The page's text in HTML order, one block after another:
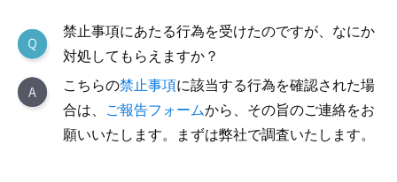
禁止事項にあたる行為を受けたのですが、なにか
対処してもらえますか？
こちらの禁止事項に該当する行為を確認された場
合は、
ご報告フォームから、その旨のご連絡をお
願いいたします。まずは弊社で調査いたします。